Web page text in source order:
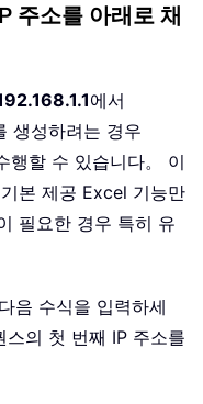
주소를 아래로 채
에서
생성하려는 경우
행할 수 있습니다。 이
본 제공 Excel 기능만
필요한 경우 특히 유
음 수식을 입력하세
스의 첫 번째 IP 주소를